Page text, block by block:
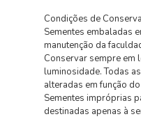
Condições de
Sementes embaladas
manutenção da
Conservar sempre em
luminosidade. Todas
alteradas em função
Sementes impróprias
destinadas apenas à